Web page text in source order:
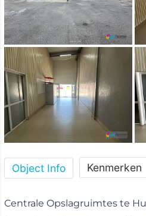
Object Info Kenmerken
Centrale Opslagruimtes te